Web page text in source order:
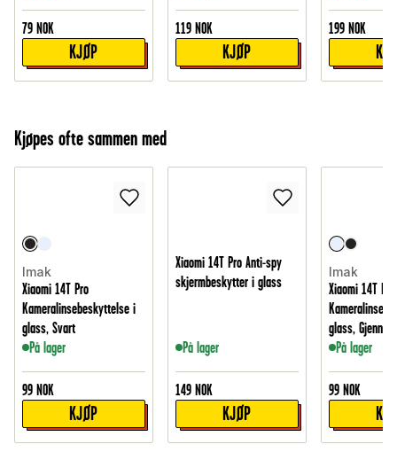
79 NOK
KJØP
119 NOK
KJØP
199 NOK
Kjøpes ofte sammen med
Imak
Xiaomi 14T Pro
Kameralinsebeskyttelse i
glass, Svart
På lager
99 NOK
KJØP
Xiaomi 14T Pro Anti-spy
skjermbeskytter i glass
På lager
149 NOK
KJØP
Imak
Xiaomi 14T Pro
glass,
På lager
99 NOK